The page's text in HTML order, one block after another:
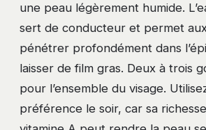
une peau légèrement humide.
sert de conducteur et permet
pénétrer profondément dans
laisser de film gras. Deux à trois
pour l’ensemble du visage.
préférence le soir, car sa